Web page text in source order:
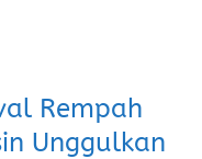
Rempah
Unggulkan